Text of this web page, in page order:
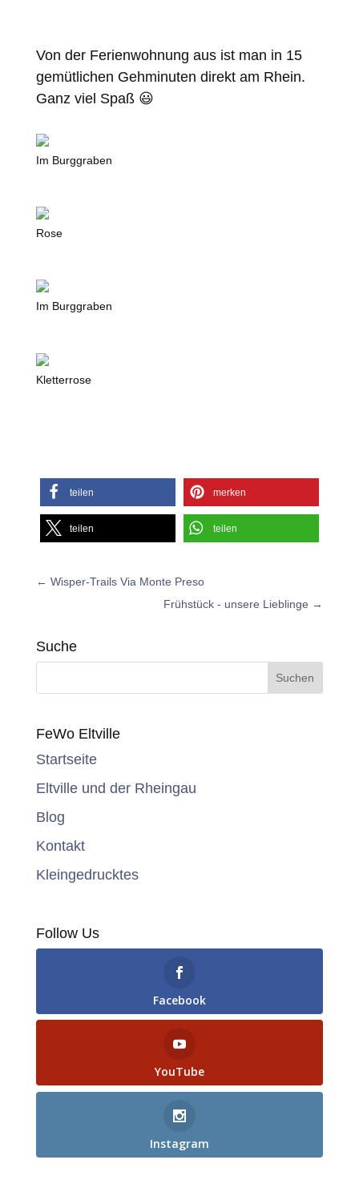
Von der Ferienwohnung aus ist man in 15
gemütlichen Gehminuten direkt am Rhein.
Ganz viel Spaß 😃
Im Burggraben
Rose
Im Burggraben
Kletterrose
teilen merken
teilen teilen
← Wisper-Trails Via Monte Preso
Frühstück - unsere Lieblinge →
Suche
FeWo Eltville
Startseite
Eltville und der Rheingau
Blog
Kontakt
Kleingedrucktes
Follow Us
Facebook
YouTube
Instagram